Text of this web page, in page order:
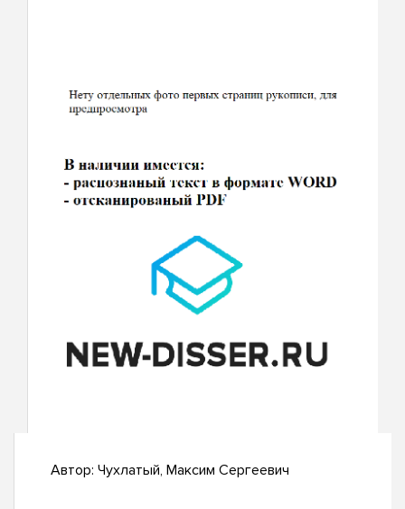
Автор: Чухлатый, Максим Сергеевич